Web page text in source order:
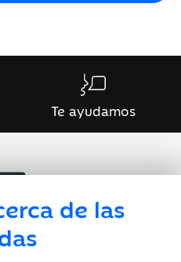
de las
Te ayudamos